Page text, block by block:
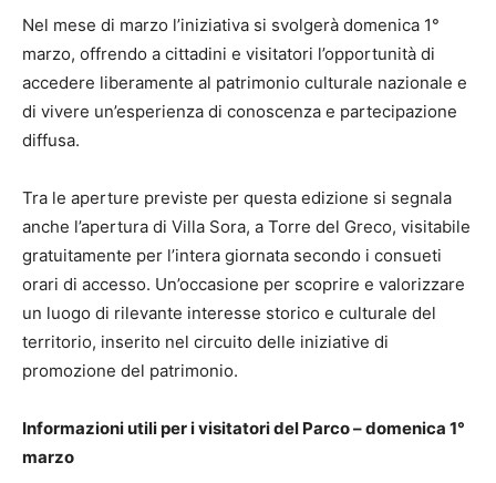
Nel mese di marzo l’iniziativa si svolgerà domenica 1°
marzo, offrendo a cittadini e visitatori l’opportunità di
accedere liberamente al patrimonio culturale nazionale e
di vivere un’esperienza di conoscenza e partecipazione
diffusa.
Tra le aperture previste per questa edizione si segnala
anche l’apertura di Villa Sora, a Torre del Greco, visitabile
gratuitamente per l’intera giornata secondo i consueti
orari di accesso. Un’occasione per scoprire e valorizzare
un luogo di rilevante interesse storico e culturale del
territorio, inserito nel circuito delle iniziative di
promozione del patrimonio.
Informazioni utili per i visitatori del Parco – domenica 1°
marzo